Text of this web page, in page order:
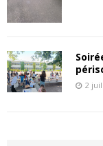
2